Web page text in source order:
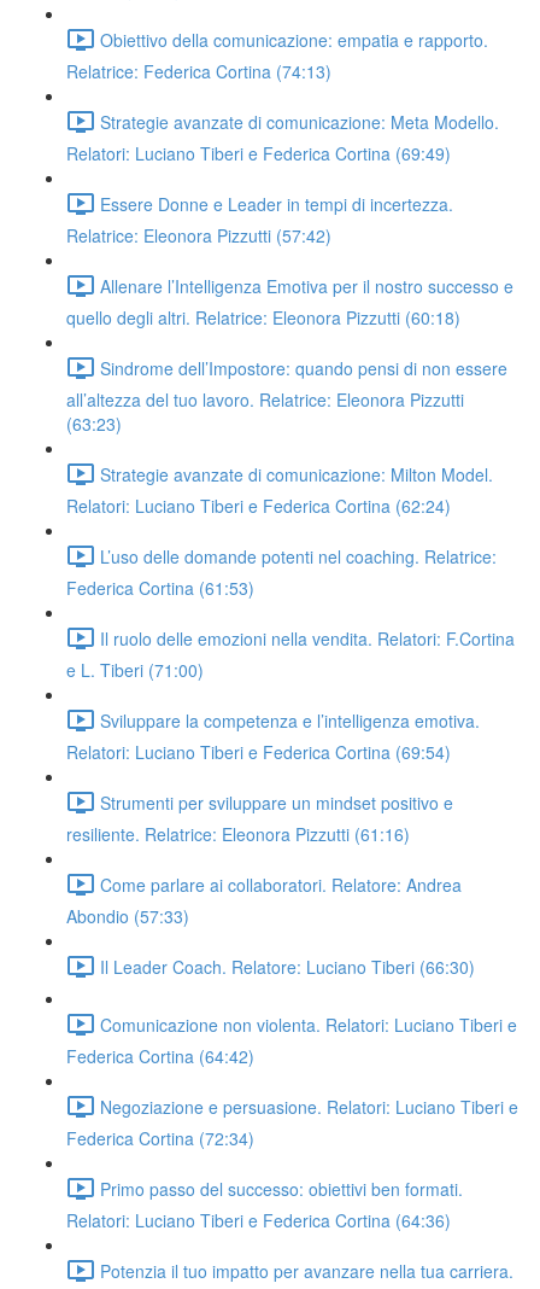
Obiettivo della comunicazione: empatia e rapporto.
Relatrice: Federica Cortina (74:13)
Strategie avanzate di comunicazione: Meta Modello.
Relatori: Luciano Tiberi e Federica Cortina (69:49)
Essere Donne e Leader in tempi di incertezza.
Relatrice: Eleonora Pizzutti (57:42)
Allenare l’Intelligenza Emotiva per il nostro successo e
quello degli altri. Relatrice: Eleonora Pizzutti (60:18)
Sindrome dell’Impostore: quando pensi di non essere
all’altezza del tuo lavoro. Relatrice: Eleonora Pizzutti
(63:23)
Strategie avanzate di comunicazione: Milton Model.
Relatori: Luciano Tiberi e Federica Cortina (62:24)
L’uso delle domande potenti nel coaching. Relatrice:
Federica Cortina (61:53)
Il ruolo delle emozioni nella vendita. Relatori: F.Cortina
e L. Tiberi (71:00)
Sviluppare la competenza e l’intelligenza emotiva.
Relatori: Luciano Tiberi e Federica Cortina (69:54)
Strumenti per sviluppare un mindset positivo e
resiliente. Relatrice: Eleonora Pizzutti (61:16)
Come parlare ai collaboratori. Relatore: Andrea
Abondio (57:33)
Il Leader Coach. Relatore: Luciano Tiberi (66:30)
Comunicazione non violenta. Relatori: Luciano Tiberi e
Federica Cortina (64:42)
Negoziazione e persuasione. Relatori: Luciano Tiberi e
Federica Cortina (72:34)
Primo passo del successo: obiettivi ben formati.
Relatori: Luciano Tiberi e Federica Cortina (64:36)
Potenzia il tuo impatto per avanzare nella tua carriera.